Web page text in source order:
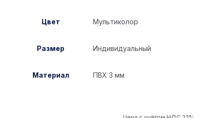
Цвет Мультиколор
Размер Индивидуальный
Материал ПВХ 3 мм